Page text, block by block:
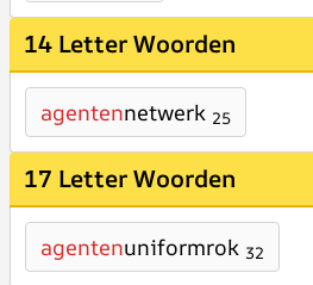
14 Letter Woorden
agentennetwerk 25
17 Letter Woorden
agentenuniformrok 32